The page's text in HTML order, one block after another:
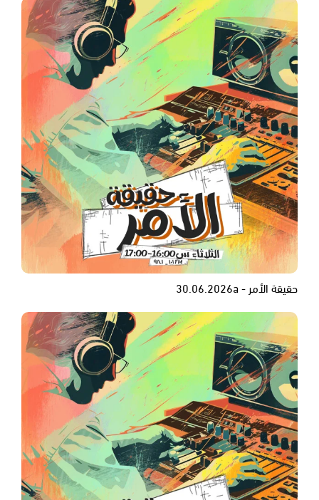
حقيقة الأمر - 30.06.2026a